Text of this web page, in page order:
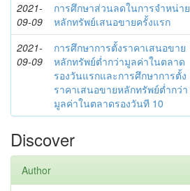
2021-
09-09
การศึกษาส่วนลดในการจำหน่าย
หลักทรัพย์เสนอขายครั้งแรก
2021-
09-09
การศึกษาการตั้งราคาเสนอขาย
หลักทรัพย์ต่ำกว่ามูลค่าในตลาด
รองวันแรกและการศึกษาการตั้ง
ราคาเสนอขายหลักทรัพย์ต่ำกว่า
มูลค่าในตลาดรองวันที 10
Discover
Author